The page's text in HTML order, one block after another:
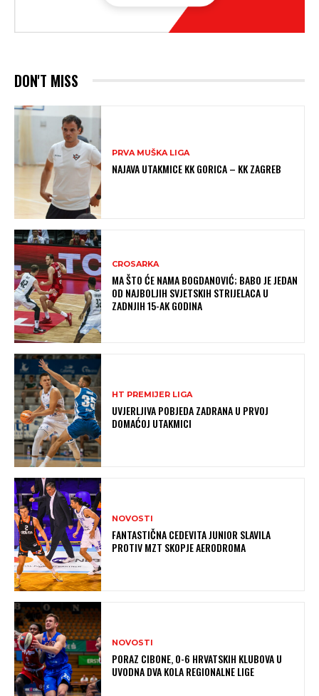
DON'T MISS
PRVA MUŠKA LIGA
NAJAVA UTAKMICE KK GORICA – KK ZAGREB
CROSARKA
MA ŠTO ĆE NAMA BOGDANOVIĆ; BABO JE JEDAN
OD NAJBOLJIH SVJETSKIH STRIJELACA U
ZADNJIH 15-AK GODINA
HT PREMIJER LIGA
UVJERLJIVA POBJEDA ZADRANA U PRVOJ
DOMAĆOJ UTAKMICI
NOVOSTI
FANTASTIČNA CEDEVITA JUNIOR SLAVILA
PROTIV MZT SKOPJE AERODROMA
NOVOSTI
PORAZ CIBONE, 0-6 HRVATSKIH KLUBOVA U
UVODNA DVA KOLA REGIONALNE LIGE